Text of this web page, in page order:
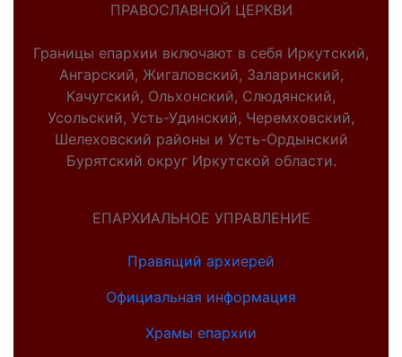
ПРАВОСЛАВНОЙ ЦЕРКВИ
Границы епархии включают в себя Иркутский,
Ангарский, Жигаловский, Заларинский,
Качугский, Ольхонский, Слюдянский,
Усольский, Усть-Удинский, Черемховский,
Шелеховский районы и Усть-Ордынский
Бурятский округ Иркутской области.
ЕПАРХИАЛЬНОЕ УПРАВЛЕНИЕ
Правящий архиерей
Официальная информация
Храмы епархии